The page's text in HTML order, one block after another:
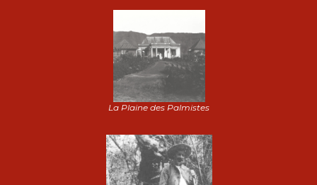
La Plaine des Palmistes